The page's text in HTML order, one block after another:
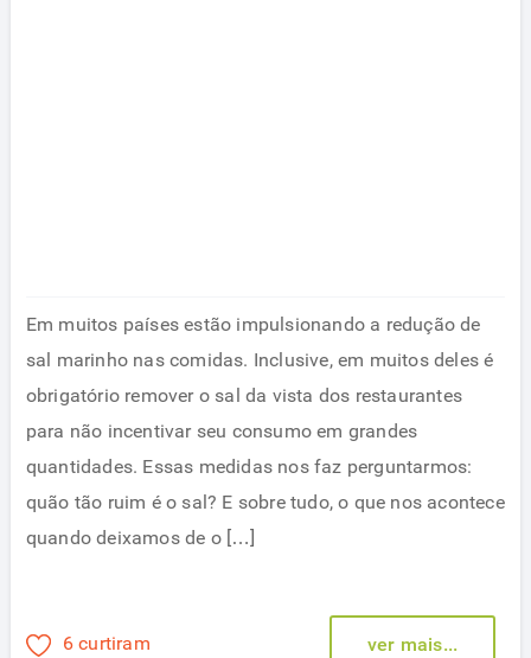
Em muitos países estão impulsionando a redução de
sal marinho nas comidas. Inclusive, em muitos deles é
obrigatório remover o sal da vista dos restaurantes
para não incentivar seu consumo em grandes
quantidades. Essas medidas nos faz perguntarmos:
quão tão ruim é o sal? E sobre tudo, o que nos acontece
quando deixamos de o […]
6 curtiram ver mais...